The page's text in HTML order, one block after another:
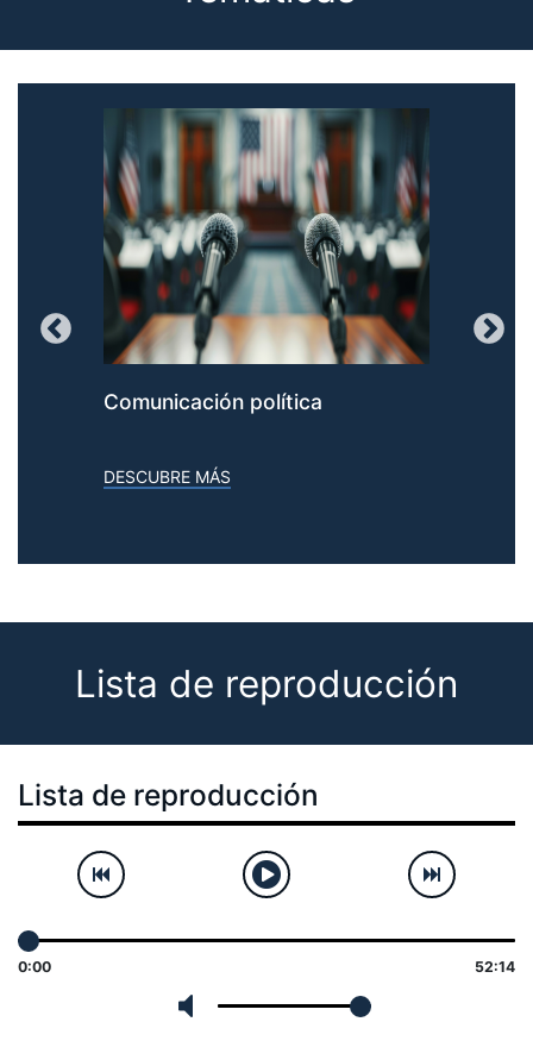
Comunicación política
DESCUBRE MÁS
Lista de reproducción
Lista de reproducción
0:00 52:14